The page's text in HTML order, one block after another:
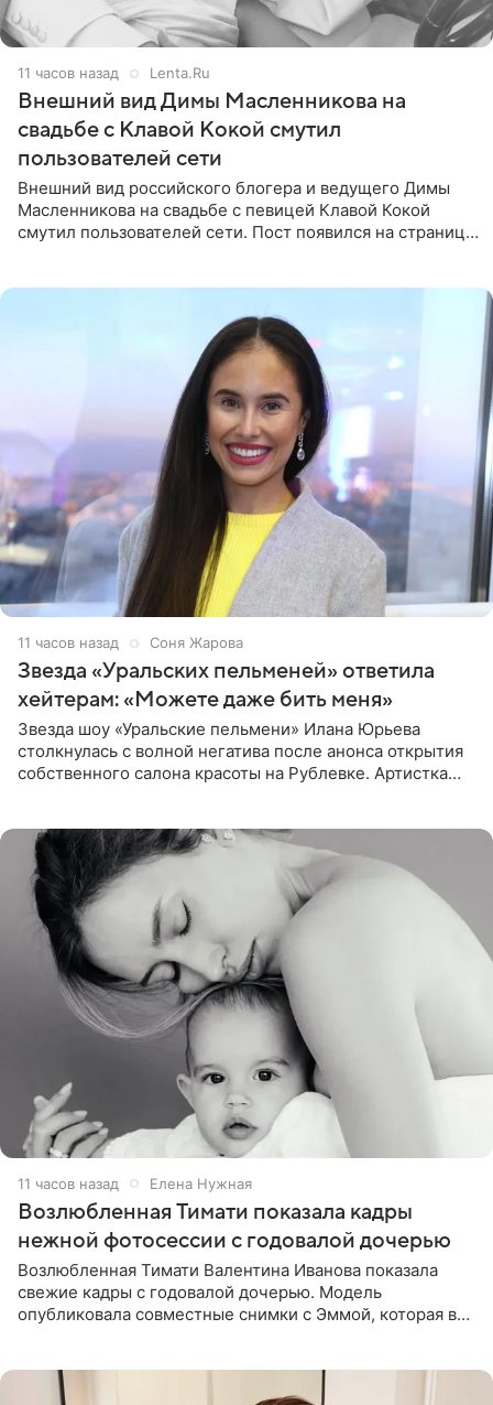
11 часов назад Lenta.Ru
Внешний вид Димы Масленникова на
свадьбе с Клавой Кокой смутил
пользователей сети
Внешний вид российского блогера и ведущего Димы
Масленникова на свадьбе с певицей Клавой Кокой
смутил пользователей сети. Пост появился на странице
11 часов назад Соня Жарова
Звезда «Уральских пельменей» ответила
хейтерам: «Можете даже бить меня»
Звезда шоу «Уральские пельмени» Илана Юрьева
столкнулась с волной негатива после анонса открытия
собственного салона красоты на Рублевке. Артистка
11 часов назад Елена Нужная
Возлюбленная Тимати показала кадры
нежной фотосессии с годовалой дочерью
Возлюбленная Тимати Валентина Иванова показала
свежие кадры с годовалой дочерью. Модель
опубликовала совместные снимки с Эммой, которая в